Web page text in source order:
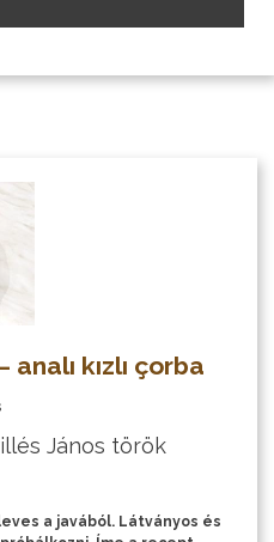
kızlı çorba
János török
a javából. Látványos és